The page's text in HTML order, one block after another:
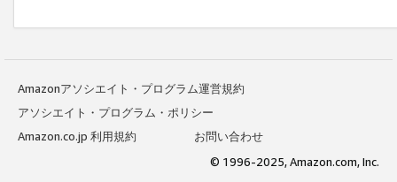
Amazonアソシエイト・プログラム運営規約
アソシエイト・プログラム・ポリシー
Amazon.co.jp 利用規約
お問い合わせ
© 1996-2025, Amazon.com, Inc.